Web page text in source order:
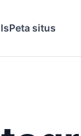
Peta situs